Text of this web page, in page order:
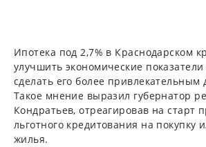
Ипотека под 2,7% в Краснодарском
улучшить экономические
сделать его более
Такое мнение выразил губернатор
Кондратьев, отреагировав на старт
льготного кредитования на покупку
жилья.